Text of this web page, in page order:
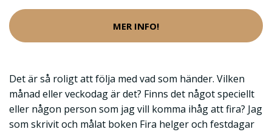
MER INFO!
Det är så roligt att följa med vad som händer. Vilken
månad eller veckodag är det? Finns det något speciellt
eller någon person som jag vill komma ihåg att fira? Jag
som skrivit och målat boken Fira helger och festdagar